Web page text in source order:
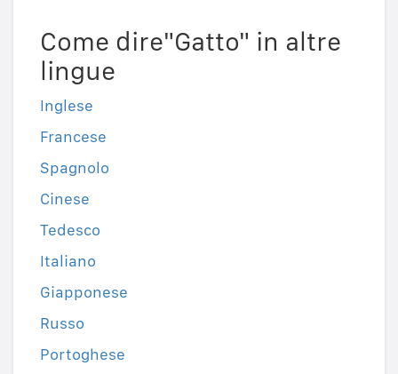
Come dire"Gatto" in altre
lingue
Inglese
Francese
Spagnolo
Cinese
Tedesco
Italiano
Giapponese
Russo
Portoghese